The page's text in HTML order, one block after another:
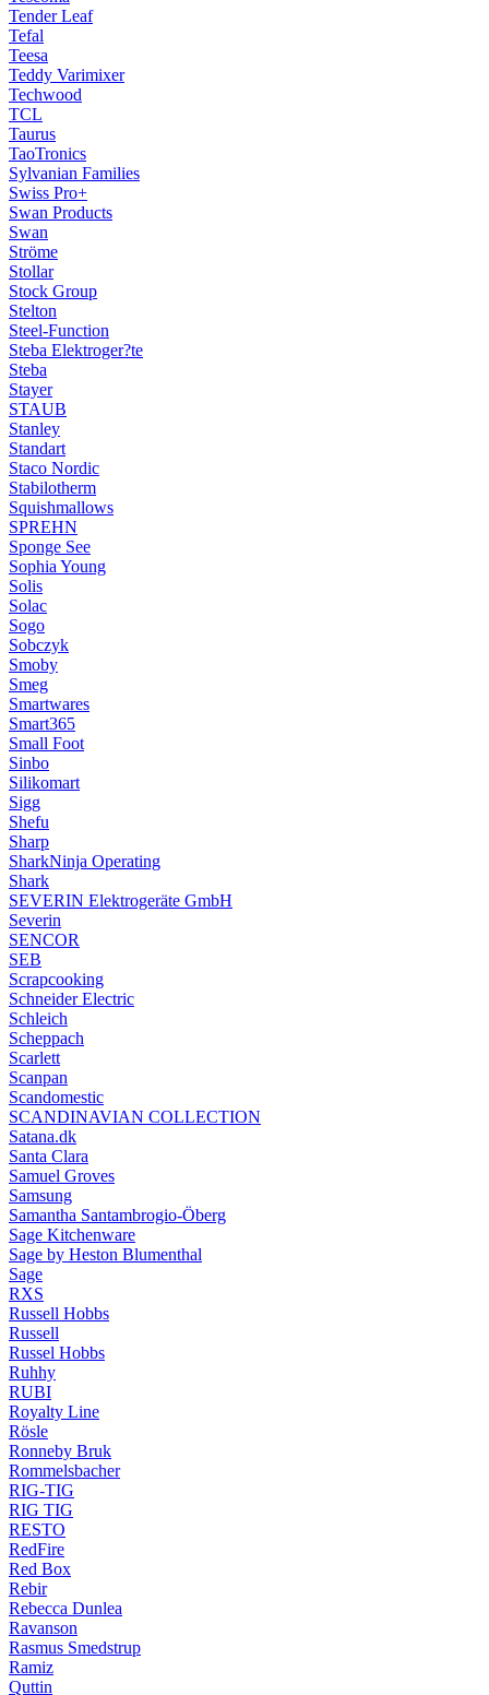
Tender Leaf
Tefal
Teesa
Teddy Varimixer
Techwood
TCL
Taurus
TaoTronics
Sylvanian Families
Swiss Pro+
Swan Products
Swan
Ströme
Stollar
Stock Group
Stelton
Steel-Function
Steba Elektroger?te
Steba
Stayer
STAUB
Stanley
Standart
Staco Nordic
Stabilotherm
Squishmallows
SPREHN
Sponge See
Sophia Young
Solis
Solac
Sogo
Sobczyk
Smoby
Smeg
Smartwares
Smart365
Small Foot
Sinbo
Silikomart
Sigg
Shefu
Sharp
SharkNinja Operating
Shark
SEVERIN Elektrogeräte GmbH
Severin
SENCOR
SEB
Scrapcooking
Schneider Electric
Schleich
Scheppach
Scarlett
Scanpan
Scandomestic
SCANDINAVIAN COLLECTION
Satana.dk
Santa Clara
Samuel Groves
Samsung
Samantha Santambrogio-Öberg
Sage Kitchenware
Sage by Heston Blumenthal
Sage
RXS
Russell Hobbs
Russell
Russel Hobbs
Ruhhy
RUBI
Royalty Line
Rösle
Ronneby Bruk
Rommelsbacher
RIG-TIG
RIG TIG
RESTO
RedFire
Red Box
Rebir
Rebecca Dunlea
Ravanson
Rasmus Smedstrup
Ramiz
Quttin